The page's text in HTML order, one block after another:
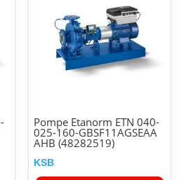
Pompe Etanorm ETN 040-
025-160-GBSF11AGSEAA
AHB (48282519)
KSB